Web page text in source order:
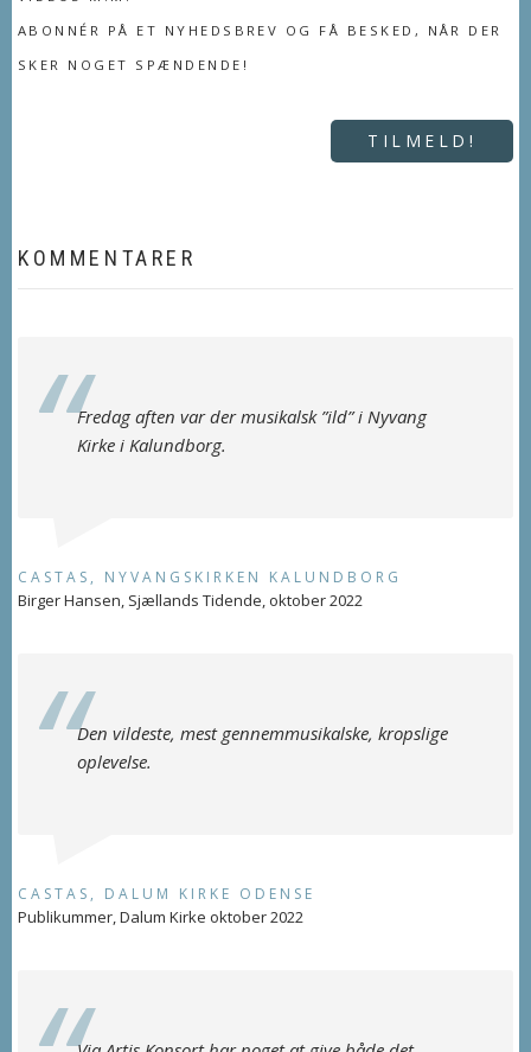
ABONNÉR PÅ ET NYHEDSBREV OG FÅ BESKED, NÅR DER
SKER NOGET SPÆNDENDE!
TILMELD!
KOMMENTARER
Fredag aften var der musikalsk ”ild” i Nyvang
Kirke i Kalundborg.
CASTAS, NYVANGSKIRKEN KALUNDBORG
Birger Hansen, Sjællands Tidende, oktober 2022
Den vildeste, mest gennemmusikalske, kropslige
oplevelse.
CASTAS, DALUM KIRKE ODENSE
Publikummer, Dalum Kirke oktober 2022